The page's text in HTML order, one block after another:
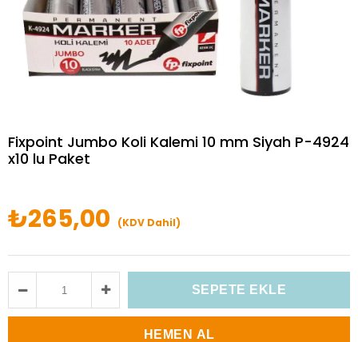
Fixpoint Jumbo Koli Kalemi 10 mm Siyah P-4924
x10 lu Paket
₺265,00 (KDV Dahil)